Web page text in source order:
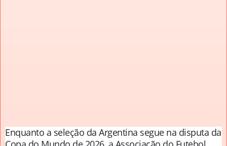
Enquanto a seleção da Argentina segue na disputa da